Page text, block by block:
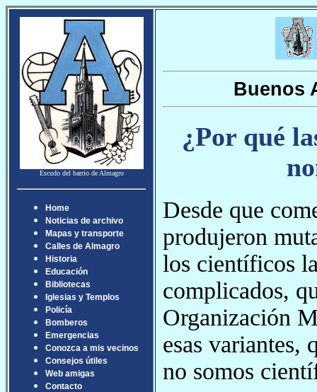
Escudo del barrio de Almagro
Home
Noticias de archivo
Mapas y transporte
Calles de Almagro
Historia
Educación
Bibliotecas
Iglesias y Templos
Policía
Bomberos
Emergencias
Conozca a mis vecinos
Consejos útiles
Web amigas
Contacto
Buenos
¿Por qué
Desde que
produjeron
los científicos
complicados,
Organización
esas variantes,
no somos